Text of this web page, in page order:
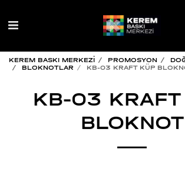
KEREM BASKI MERKEZİ PROMOSYON
BLOKNOTLAR
KB-03 KRAFT KÜP
KB-03 KRAFT
BLOKNOT